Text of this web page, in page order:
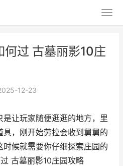
何过 古墓丽影10庄
12-23
让玩家随便逛逛的地方，里
，刚开始劳拉会收到舅舅的
候就需要你仔细探索庄园的
古墓丽影10庄园攻略